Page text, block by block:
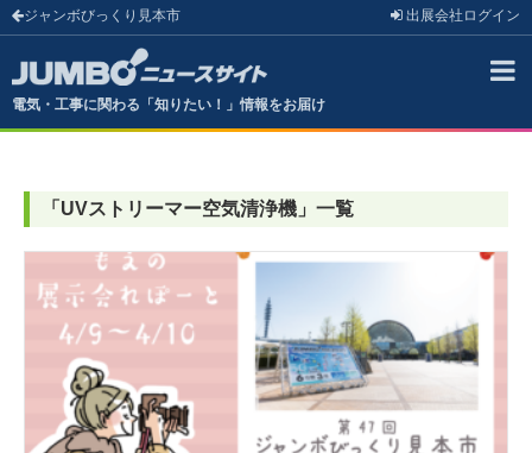
ジャンボびっくり見本市 出展会社 ログイン
電気・工事に関わる「知りたい！」情報をお届け
「 UVストリーマー空気清浄機 」 一覧